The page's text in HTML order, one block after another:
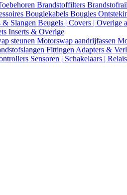
Brandstoffilters
Bougiekabels Bougies
& Slangen Beugels | Covers | Overige
Inserts & Overige
steunen Motorswap aandrijfassen
Fittingen Adapters &
Sensoren | Schakelaars | Relais